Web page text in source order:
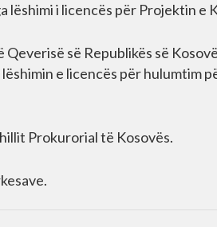
i licencës për Projektin e
së Republikës së
e licencës për hulumtim
Prokurorial të Kosovës.